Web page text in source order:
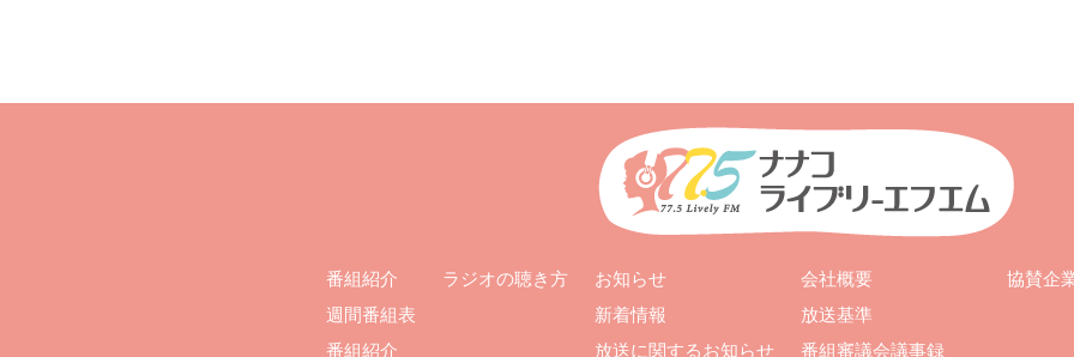
番組紹介
週間番組表
番組紹介
ラジオの聴き方
お知らせ
新着情報
放送に関するお知らせ
会社概要
放送基準
番組審議会議事録
協賛企